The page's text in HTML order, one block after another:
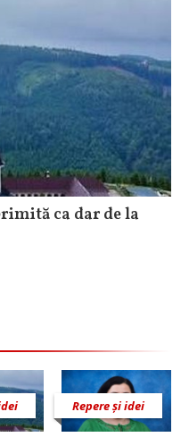
ca dar de la
Repere și idei